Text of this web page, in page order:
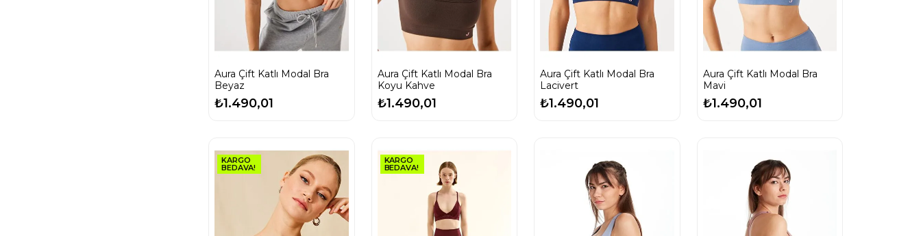
Aura Çift Katlı Modal Bra
Beyaz
₺1.490,01
Aura Çift Katlı Modal Bra
Koyu Kahve
₺1.490,01
Aura Çift Katlı Modal Bra
Lacivert
₺1.490,01
Aura Çift Katlı Modal Bra
Mavi
₺1.490,01
KARGO
BEDAVA!
KARGO
BEDAVA!